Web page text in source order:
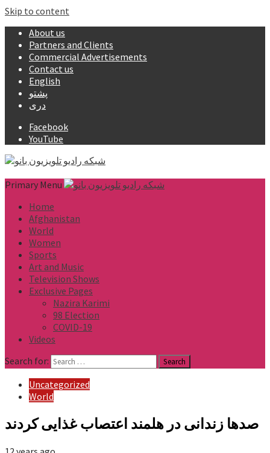
Skip to content
About us
Partners and Clients
Commercial Advertisements
Contact us
English
پشتو
دری
Facebook
YouTube
Primary Menu
Home
Afghanistan
World
Women
Sports
Art and Music
Television Shows
Exclusive Pages
Nazira Karimi
98 Election
COVID-19
Videos
Search for:
Uncategorized
World
صدها زندانی در هلمند اعتصاب غذایی کردند